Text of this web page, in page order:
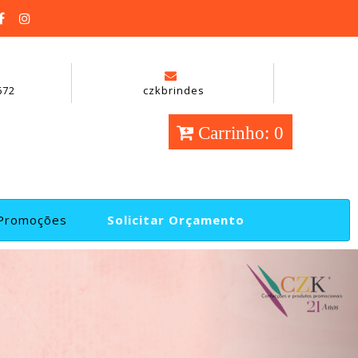
czkbrindes
Carrinho: 0
Solicitar Orçamento